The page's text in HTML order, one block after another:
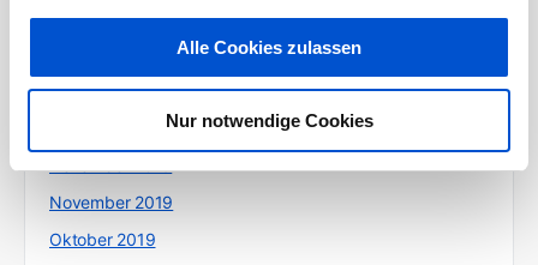
Alle Cookies zulassen
Nur notwendige Cookies
April 2020
Februar 2020
November 2019
Oktober 2019